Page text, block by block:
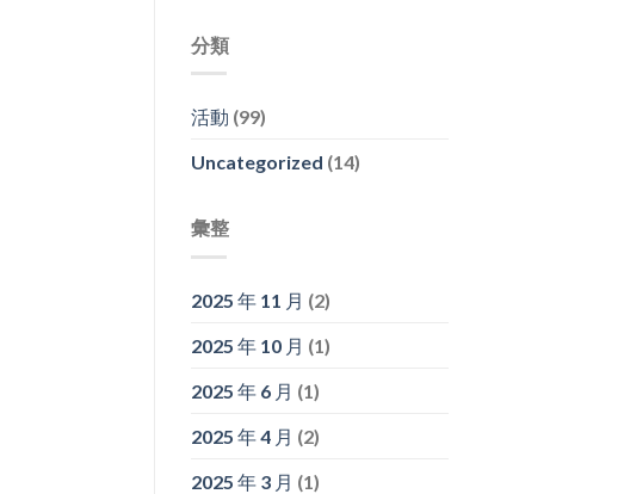
分類
活動 (99)
Uncategorized (14)
彙整
2025 年 11 月 (2)
2025 年 10 月 (1)
2025 年 6 月 (1)
2025 年 4 月 (2)
2025 年 3 月 (1)